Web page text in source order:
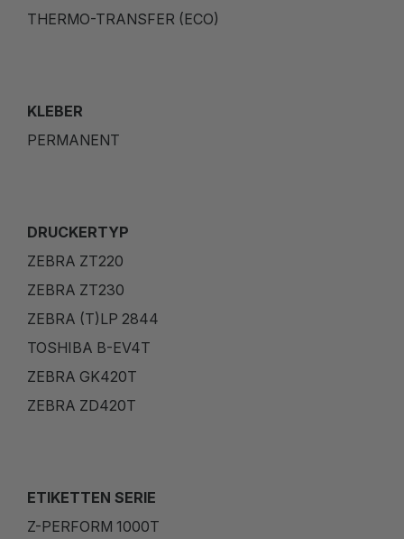
THERMO-TRANSFER (ECO)
KLEBER
PERMANENT
DRUCKERTYP
ZEBRA ZT220
ZEBRA ZT230
ZEBRA (T)LP 2844
TOSHIBA B-EV4T
ZEBRA GK420T
ZEBRA ZD420T
ETIKETTEN SERIE
Z-PERFORM 1000T